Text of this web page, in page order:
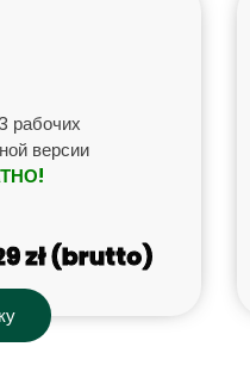
рабочих
версии
zł (brutto)